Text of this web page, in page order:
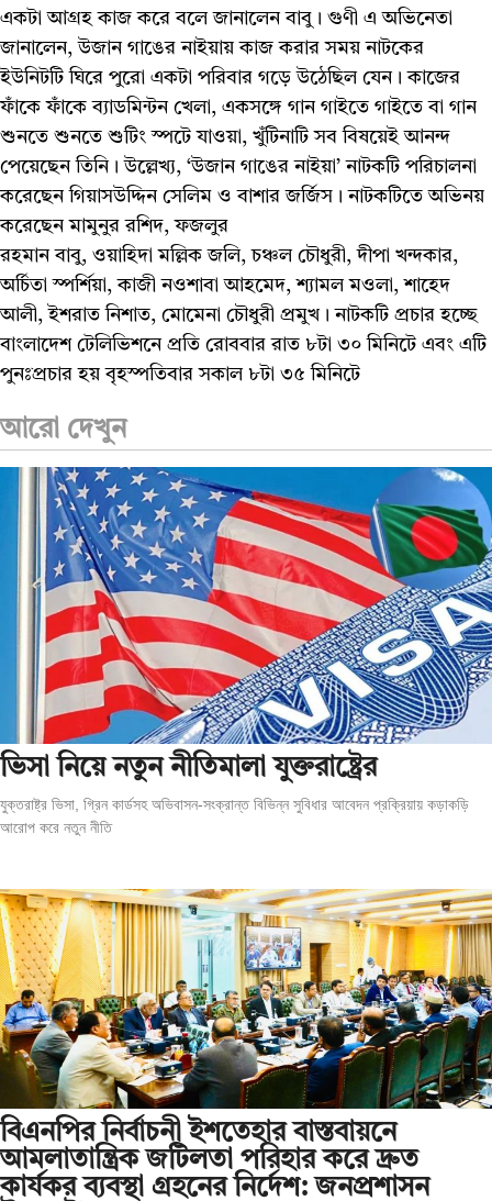
একটা আগ্রহ কাজ করে বলে জানালেন বাবু। গুণী এ অভিনেতা
জানালেন, উজান গাঙের নাইয়ায় কাজ করার সময় নাটকের
ইউনিটটি ঘিরে পুরো একটা পরিবার গড়ে উঠেছিল যেন। কাজের
ফাঁকে ফাঁকে ব্যাডমিন্টন খেলা, একসঙ্গে গান গাইতে গাইতে বা গান
শুনতে শুনতে শুটিং স্পটে যাওয়া, খুঁটিনাটি সব বিষয়েই আনন্দ
পেয়েছেন তিনি। উল্লেখ্য, ‘উজান গাঙের নাইয়া’ নাটকটি পরিচালনা
করেছেন গিয়াসউদ্দিন সেলিম ও বাশার জর্জিস। নাটকটিতে অভিনয়
করেছেন মামুনুর রশিদ, ফজলুর
রহমান বাবু, ওয়াহিদা মল্লিক জলি, চঞ্চল চৌধুরী, দীপা খন্দকার,
অর্চিতা স্পর্শিয়া, কাজী নওশাবা আহমেদ, শ্যামল মওলা, শাহেদ
আলী, ইশরাত নিশাত, মোমেনা চৌধুরী প্রমুখ। নাটকটি প্রচার হচ্ছে
বাংলাদেশ টেলিভিশনে প্রতি রোববার রাত ৮টা ৩০ মিনিটে এবং এটি
পুনঃপ্রচার হয় বৃহস্পতিবার সকাল ৮টা ৩৫ মিনিটে
আরো দেখুন
ভিসা নিয়ে নতুন নীতিমালা যুক্তরাষ্ট্রের
যুক্তরাষ্ট্র ভিসা, গ্রিন কার্ডসহ অভিবাসন-সংক্রান্ত বিভিন্ন সুবিধার আবেদন প্রক্রিয়ায় কড়াকড়ি
আরোপ করে নতুন নীতি
বিএনপির নির্বাচনী ইশতেহার বাস্তবায়নে
আমলাতান্ত্রিক জটিলতা পরিহার করে দ্রুত
কার্যকর ব্যবস্থা গ্রহনের নির্দেশ: জনপ্রশাসন